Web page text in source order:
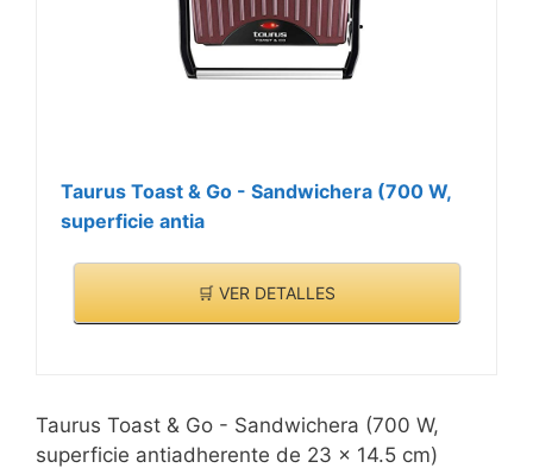
Taurus Toast & Go - Sandwichera (700 W,
superficie antia
🛒 VER DETALLES
Taurus Toast & Go - Sandwichera (700 W,
superficie antiadherente de 23 x 14.5 cm)